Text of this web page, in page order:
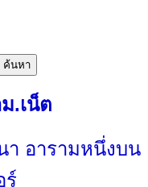
ค้นหา
.เน็ต
า อารามหนึ่งบน
ร์